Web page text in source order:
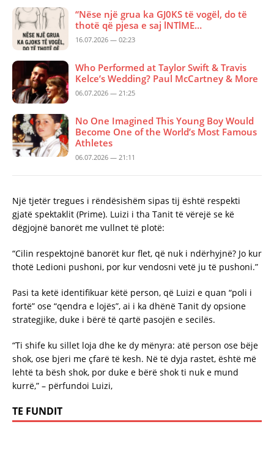
“Nëse një grua ka GJ0KS të vogël, do të
thotë që pjesa e saj lNTlME…
16.07.2026 — 02:23
Who Performed at Taylor Swift & Travis
Kelce’s Wedding? Paul McCartney & More
06.07.2026 — 21:25
No One Imagined This Young Boy Would
Become One of the World’s Most Famous
Athletes
06.07.2026 — 21:11
Një tjetër tregues i rëndësishëm sipas tij është respekti
gjatë spektaklit (Prime). Luizi i tha Tanit të vërejë se kë
dëgjojnë banorët me vullnet të plotë:
“Cilin respektojnë banorët kur flet, që nuk i ndërhyjnë? Jo kur
thotë Ledioni pushoni, por kur vendosni vetë ju të pushoni.”
Pasi ta ketë identifikuar këtë person, që Luizi e quan “poli i
fortë” ose “qendra e lojës”, ai i ka dhënë Tanit dy opsione
strategjike, duke i bërë të qartë pasojën e secilës.
“Ti shife ku sillet loja dhe ke dy mënyra: atë person ose bëje
shok, ose bjeri me çfarë të kesh. Në të dyja rastet, është më
lehtë ta bësh shok, por duke e bërë shok ti nuk e mund
kurrë,” – përfundoi Luizi,
TE FUNDIT